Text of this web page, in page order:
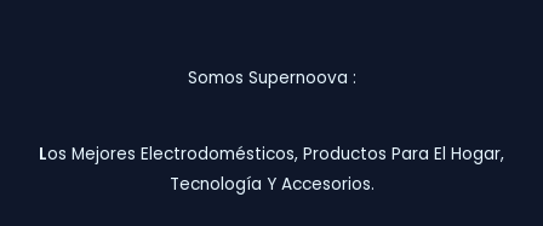
Somos Supernoova :
LOs Mejores Electrodomésticos, Productos Para El Hogar,
Tecnología Y Accesorios.